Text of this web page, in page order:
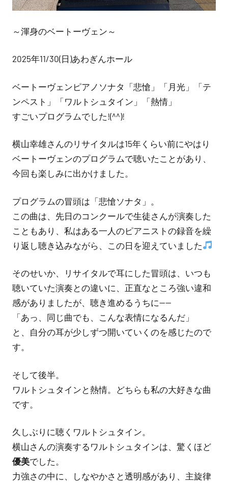
～渾身のベートーヴェン～
2025年11/30(日)あわぎんホール
ベートーヴェンピアノソナタ「悲愴」「月光」「テ
ンペスト」「ワルトシュタイン」「熱情」
すごいプログラムでした!(^^)!
横山幸雄さんのリサイタルは15年くらい前にやはり
ベートーヴェンのプログラムで聴いたことがあり、
今回も楽しみに出かけました。
プログラムの冒頭は「悲愴ソナタ」。
この曲は、先日のコンクールで生徒さんが演奏した
こともあり、私はある一人のピアニストの録音を繰
り返し聴き込みながら、この日を迎えていました
そのせいか、リサイタルで耳にした冒頭は、いつも
聴いていた演奏との違いに、正直なところ強い違和
感がありましたが、聴き進めるうちに——
「あっ、同じ曲でも、こんな表情になるんだ」
と、自分の耳が少しずつ開いていくのを感じたので
す。
そして後半。
ワルトシュタインと熱情。どちらも私の大好きな曲
です。
久しぶりに聴くワルトシュタイン。
横山さんの演奏するワルトシュタインは、驚くほど
優美でした。
力強さの中に、しなやかさと透明感があり、主旋律